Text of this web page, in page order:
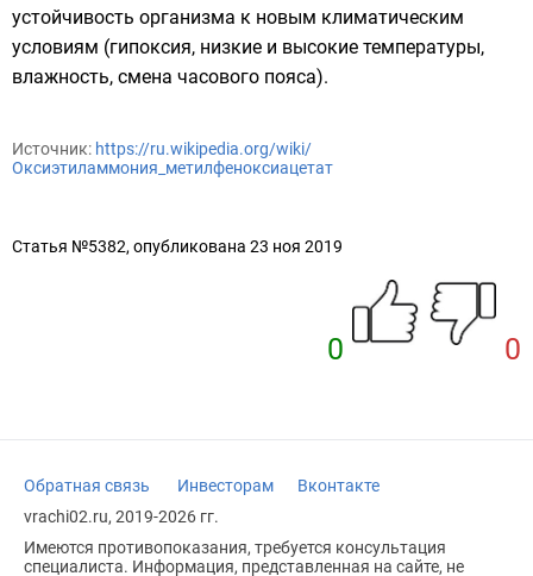
устойчивость организма к новым климатическим
условиям (гипоксия, низкие и высокие температуры,
влажность, смена часового пояса).
Источник: https://ru.wikipedia.org/wiki/
Оксиэтиламмония_метилфеноксиацетат
Статья №5382, опубликована 23 ноя 2019
0 0
Обратная связь Инвесторам
Вконтакте
vrachi02.ru, 2019-2026 гг.
Имеются противопоказания, требуется консультация
специалиста. Информация, представленная на сайте, не